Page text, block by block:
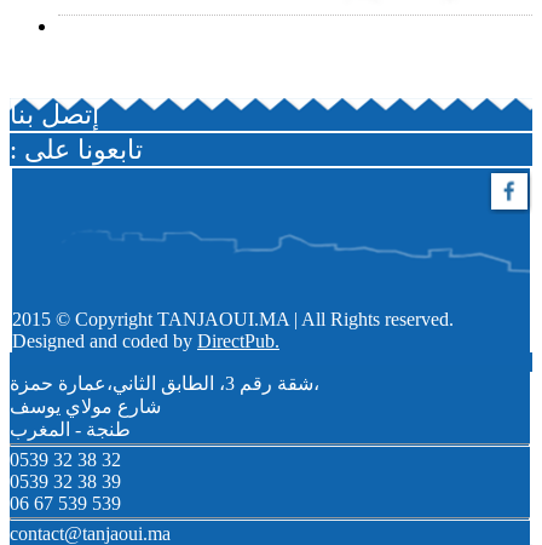
إتصل بنا
: تابعونا على
2015 © Copyright TANJAOUI.MA | All Rights reserved.
Designed and coded by DirectPub.
شقة رقم 3، الطابق الثاني،عمارة حمزة،
شارع مولاي يوسف
طنجة - المغرب
0539 32 38 32
0539 32 38 39
06 67 539 539
contact@tanjaoui.ma